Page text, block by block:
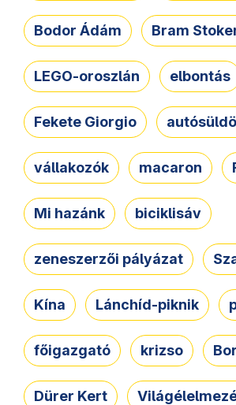
Bodor Ádám Bram
LEGO-oroszlán elbontás
Fekete Giorgio
vállakozók macaron
Mi hazánk biciklisáv
zeneszerzői pályázat
Kína Lánchíd-piknik
főigazgató krizso
Dürer Kert